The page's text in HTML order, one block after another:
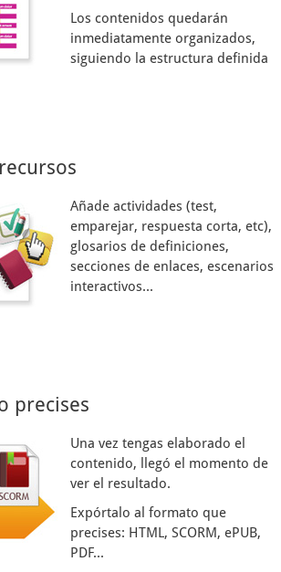
Los contenidos quedarán
inmediatamente organizados,
siguiendo la estructura definida
Añade actividades (test,
emparejar, respuesta corta, etc),
glosarios de definiciones,
secciones de enlaces, escenarios
interactivos...
precises
Una vez tengas elaborado el
contenido, llegó el momento de
ver el resultado.
Expórtalo al formato que
precises: HTML, SCORM, ePUB,
PDF...